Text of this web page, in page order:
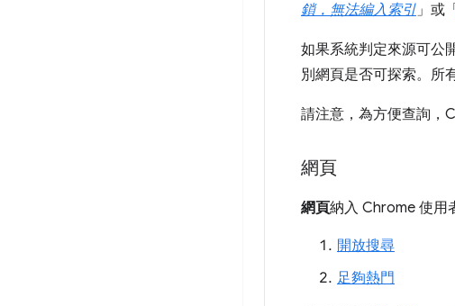
鎖，無法編入索引」或「
如果系統判定來源可公
別網頁是否可探索。所
請注意，為方便查詢，
網頁
網頁納入 Chrome 使用
開放搜尋
足夠熱門